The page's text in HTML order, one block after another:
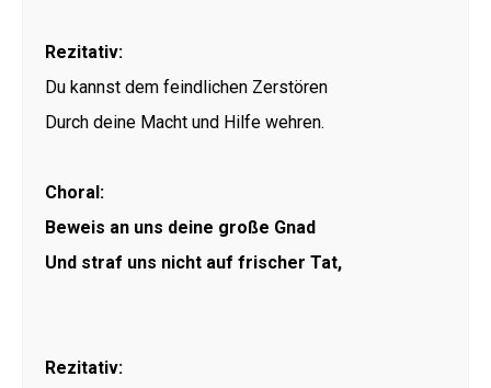
Rezitativ:
Du kannst dem feindlichen Zerstören
Durch deine Macht und Hilfe wehren.
Choral:
Beweis an uns deine große Gnad
Und straf uns nicht auf frischer Tat,
Rezitativ: